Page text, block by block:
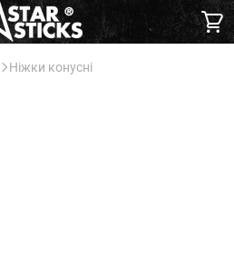
Ніжки конусні